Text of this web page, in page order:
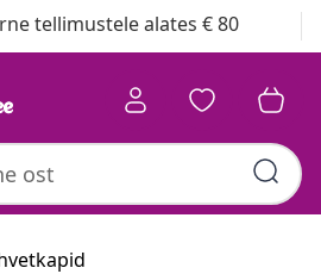
tellimustele alates € 80